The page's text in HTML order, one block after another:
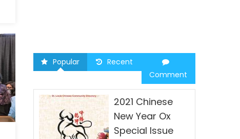
Popular
Recent
Comment
2021 Chinese
New Year Ox
Special Issue